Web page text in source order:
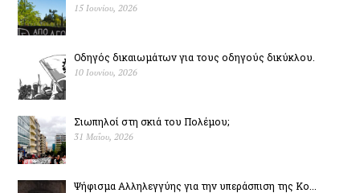
15 Ιουνίου, 2026
Οδηγός δικαιωμάτων για τους οδηγούς δικύκλου.
10 Ιουνίου, 2026
Σιωπηλοί στη σκιά του Πολέµου;
31 Μαΐου, 2026
Ψήφισμα Αλληλεγγύης για την υπεράσπιση της Κο...